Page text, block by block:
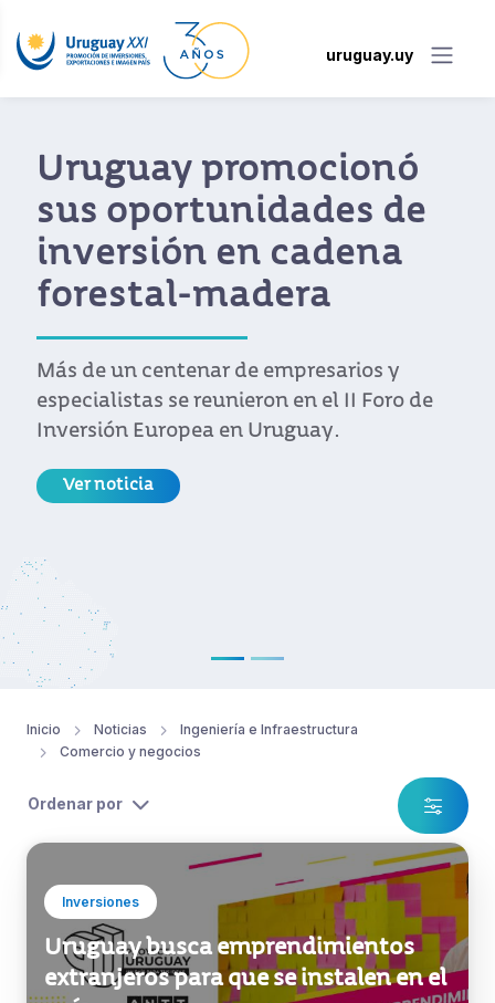
uruguay.uy
promocionó
de
en cadena
madera
de empresarios y
reunieron en el II Foro de
en Uruguay.
Volvió
apoyo
Inicio Noticias
Inversiones